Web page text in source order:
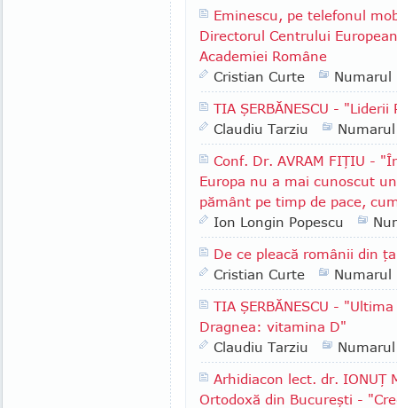
Eminescu, pe telefonul
Directorul Centrului
Academiei Române
Cristian Curte
Numarul
TIA ŞERBĂNESCU -
Claudiu Tarziu
Conf. Dr. AVRAM FIŢIU -
Europa nu a mai cunoscut
pământ pe timp de pace,
Ion Longin Popescu
De ce pleacă românii din
Cristian Curte
Numarul
TIA ŞERBĂNESCU -
Dragnea: vitamina D"
Claudiu Tarziu
Arhidiacon lect. dr. IONUŢ
Ortodoxă din Bucureşti -